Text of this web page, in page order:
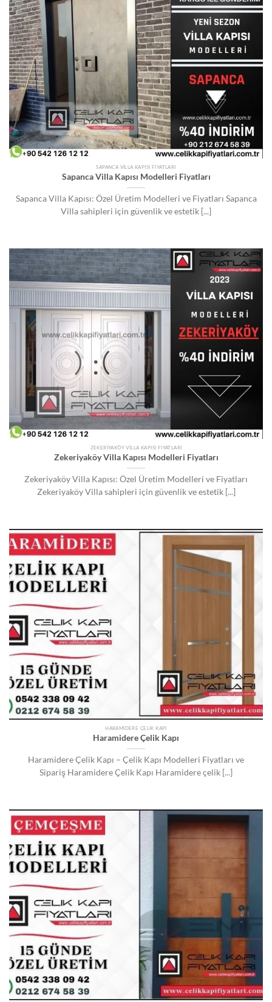
SAPANCA VILLA KAPISI FIYATLARI
Sapanca Villa Kapısı Modelleri Fiyatları
Sapanca Villa Kapısı: Özel Üretim Modelleri ve Fiyatları Sapanca
Villa sahipleri için güvenlik ve estetik [...]
ZEKERIYAKÖY VILLA KAPISI FIYATLARI
Zekeriyaköy Villa Kapısı Modelleri Fiyatları
Zekeriyaköy Villa Kapısı: Özel Üretim Modelleri ve Fiyatları
Zekeriyaköy Villa sahipleri için güvenlik ve estetik [...]
HARAMIDERE ÇELIK KAPI
Haramidere Çelik Kapı
Haramidere Çelik Kapı – Çelik Kapı Modelleri Fiyatları ve
Sipariş Haramidere Çelik Kapı Haramidere çelik [...]